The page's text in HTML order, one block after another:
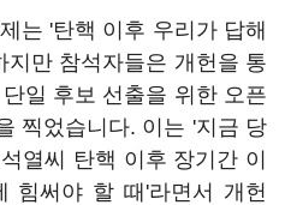
는 '탄핵 이후 우리가 답해
지만 참석자들은 개헌을 통
일 후보 선출을 위한 오픈
찍었습니다. 이는 '지금 당
열씨 탄핵 이후 장기간 이
힘써야 할 때'라면서 개헌